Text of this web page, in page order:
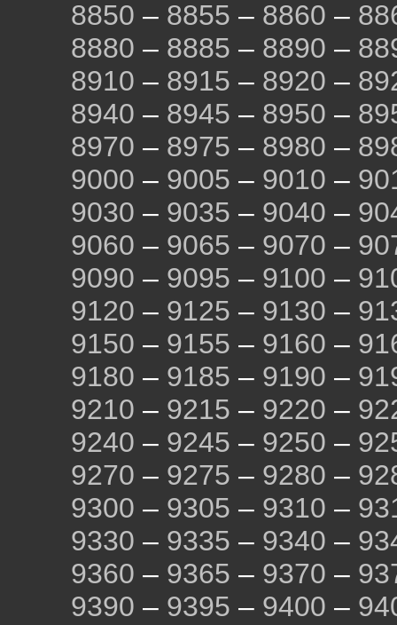
8850 – 8855 – 8860 –
8880 – 8885 – 8890 –
8910 – 8915 – 8920 –
8940 – 8945 – 8950 –
8970 – 8975 – 8980 –
9000 – 9005 – 9010 –
9030 – 9035 – 9040 –
9060 – 9065 – 9070 –
9090 – 9095 – 9100 –
9120 – 9125 – 9130 –
9150 – 9155 – 9160 –
9180 – 9185 – 9190 –
9210 – 9215 – 9220 –
9240 – 9245 – 9250 –
9270 – 9275 – 9280 –
9300 – 9305 – 9310 –
9330 – 9335 – 9340 –
9360 – 9365 – 9370 –
9390 – 9395 – 9400 –